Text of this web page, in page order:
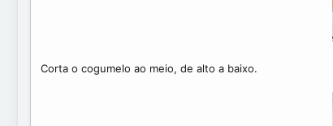
Corta o cogumelo ao meio, de alto a baixo.